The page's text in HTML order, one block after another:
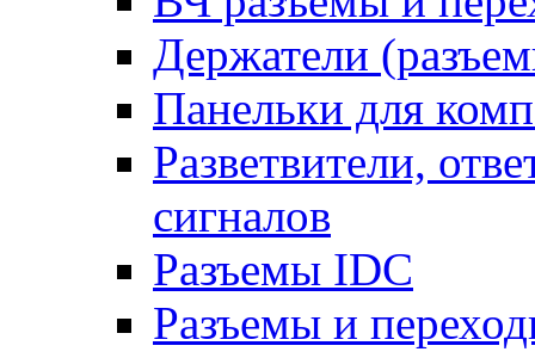
Держатели
Панельки для
Разветвители,
сигналов
Разъемы IDC
Разъемы и